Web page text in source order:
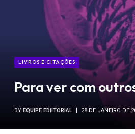
LIVROS E CITAÇÕES
Para ver com
BY EQUIPE EDIITORIAL 28 DE JANEIRO DE